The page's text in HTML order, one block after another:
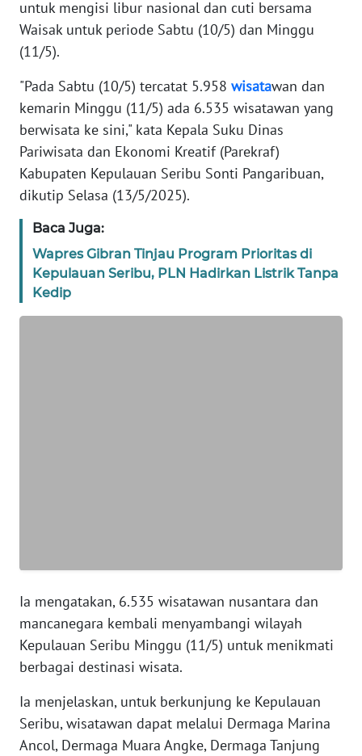
untuk mengisi libur nasional dan cuti bersama
Waisak untuk periode Sabtu (10/5) dan Minggu
(11/5).
"Pada Sabtu (10/5) tercatat 5.958 wisatawan dan
kemarin Minggu (11/5) ada 6.535 wisatawan yang
berwisata ke sini," kata Kepala Suku Dinas
Pariwisata dan Ekonomi Kreatif (Parekraf)
Kabupaten Kepulauan Seribu Sonti Pangaribuan,
dikutip Selasa (13/5/2025).
Baca Juga:
Wapres Gibran Tinjau Program Prioritas di
Kepulauan Seribu, PLN Hadirkan Listrik Tanpa
Kedip
Ia mengatakan, 6.535 wisatawan nusantara dan
mancanegara kembali menyambangi wilayah
Kepulauan Seribu Minggu (11/5) untuk menikmati
berbagai destinasi wisata.
Ia menjelaskan, untuk berkunjung ke Kepulauan
Seribu, wisatawan dapat melalui Dermaga Marina
Ancol, Dermaga Muara Angke, Dermaga Tanjung
Wahana
News
WN
SUMUT
WN
JAKARTA
WN
JABAR
WN
WN
RIAU
WN
WN
JAMBI